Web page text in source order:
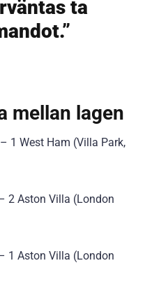
ta
mellan lagen
1 West Ham (Villa Park,
2 Aston Villa (London
1 Aston Villa (London